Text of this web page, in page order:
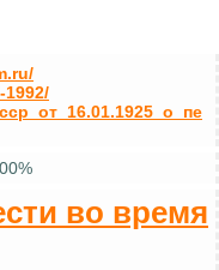
1992/
во время